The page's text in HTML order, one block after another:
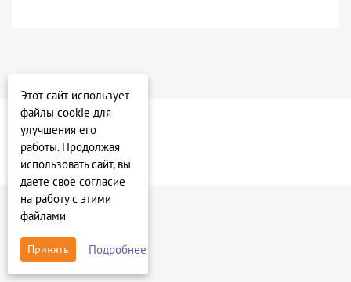
Этот сайт использует
файлы cookie для
улучшения его
работы. Продолжая
использовать сайт, вы
даете свое согласие
на работу с этими
файлами
Принять Подробнее